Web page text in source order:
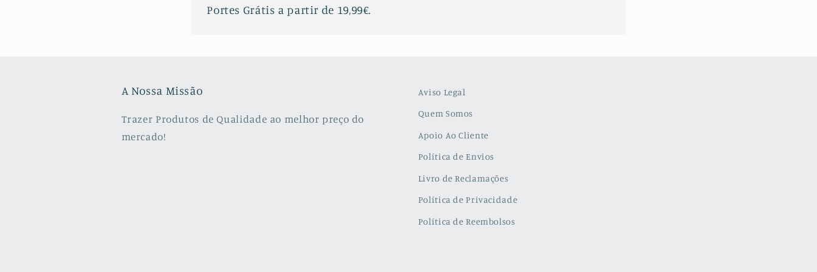
Portes Grátis a partir de 19,99€.
A Nossa Missão
Trazer Produtos de Qualidade ao melhor preço do
mercado!
Aviso Legal
Quem Somos
Apoio Ao Cliente
Política de Envios
Livro de Reclamações
Política de Privacidade
Política de Reembolsos